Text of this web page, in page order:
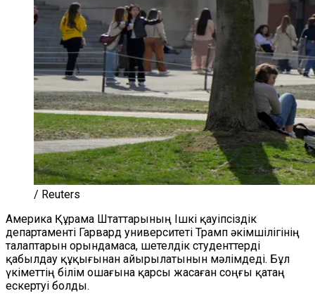
/ Reuters
Америка Құрама Штаттарының Ішкі қауіпсіздік
департаменті Гарвард университеті Трамп әкімшілігінің
талаптарын орындамаса, шетелдік студенттерді
қабылдау құқығынан айырылатынын мәлімдеді. Бұл
үкіметтің білім ошағына қарсы жасаған соңғы қатаң
ескертуі болды.